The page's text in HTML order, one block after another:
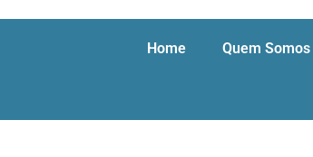
Home Quem Somos